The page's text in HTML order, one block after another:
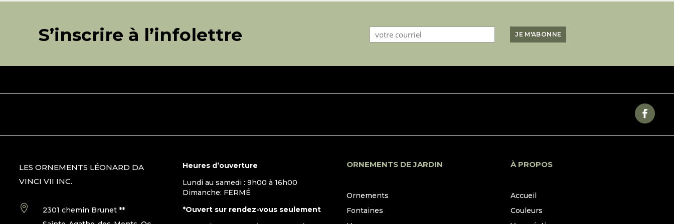
S’inscrire à l’infolettre
LES ORNEMENTS LÉONARD DA
VINCI VII INC.

2301 chemin Brunet **
Heures d’ouverture
Lundi au samedi : 9h00 à 16h00
Dimanche: FERMÉ
*Ouvert sur rendez-vous seulement
ORNEMENTS DE JARDIN
Ornements
Fontaines
À PROPOS
Accueil
Couleurs